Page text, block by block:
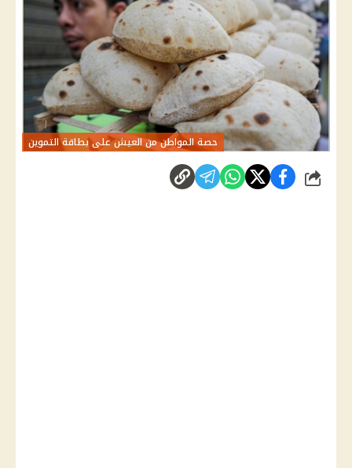
حصة المواطن من العيش على بطاقة التموين
شارك